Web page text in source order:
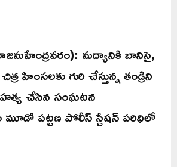
మద్యానికి బానిసై,
హింసలకు గురి చేస్తున్న తండ్రిని
హత్య చేసిన సంఘటన
పట్టణ పోలీస్ స్టేషన్ పరిధిలో